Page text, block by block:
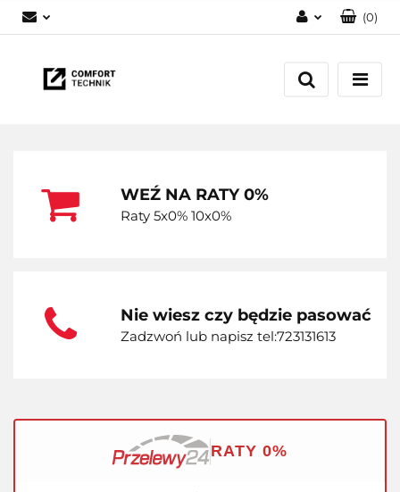
Zaloguj się
Zarejestruj się
(0)
WEŹ NA RATY 0%
Raty 5x0% 10x0%
Nie wiesz czy będzie pasować
Zadzwoń lub napisz tel:723131613
RATY 0%